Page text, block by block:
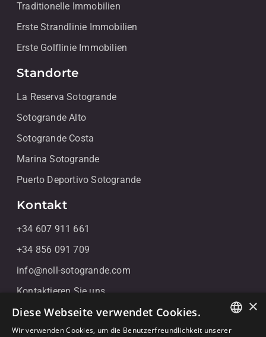
Traditionelle Immobilien
Erste Strandlinie Immobilien
Erste Golflinie Immobilien
Standorte
La Reserva Sotogrande
Sotogrande Alto
Sotogrande Costa
Marina Sotogrande
Puerto Deportivo Sotogrande
Kontakt
+34 607 911 661
+34 856 091 709
info@noll-sotogrande.com
Kontaktieren Sie uns
Galerias Paniagua Local 43 Avenida de Paniagua, s/n
11310 Sotogrande, Cádiz
×
Diese Webseite verwendet Cookies.
Wir verwenden Cookies, um die Benutzerfreundlichkeit unserer